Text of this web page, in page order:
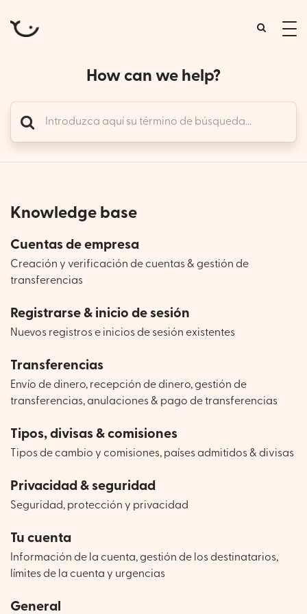
How can we help?
Knowledge base
Cuentas de empresa
Creación y verificación de cuentas & gestión de
transferencias
Registrarse & inicio de sesión
Nuevos registros e inicios de sesión existentes
Transferencias
Envío de dinero, recepción de dinero, gestión de
transferencias, anulaciones & pago de transferencias
Tipos, divisas & comisiones
Tipos de cambio y comisiones, países admitidos & divisas
Privacidad & seguridad
Seguridad, protección y privacidad
Tu cuenta
Información de la cuenta, gestión de los destinatarios,
límites de la cuenta y urgencias
General